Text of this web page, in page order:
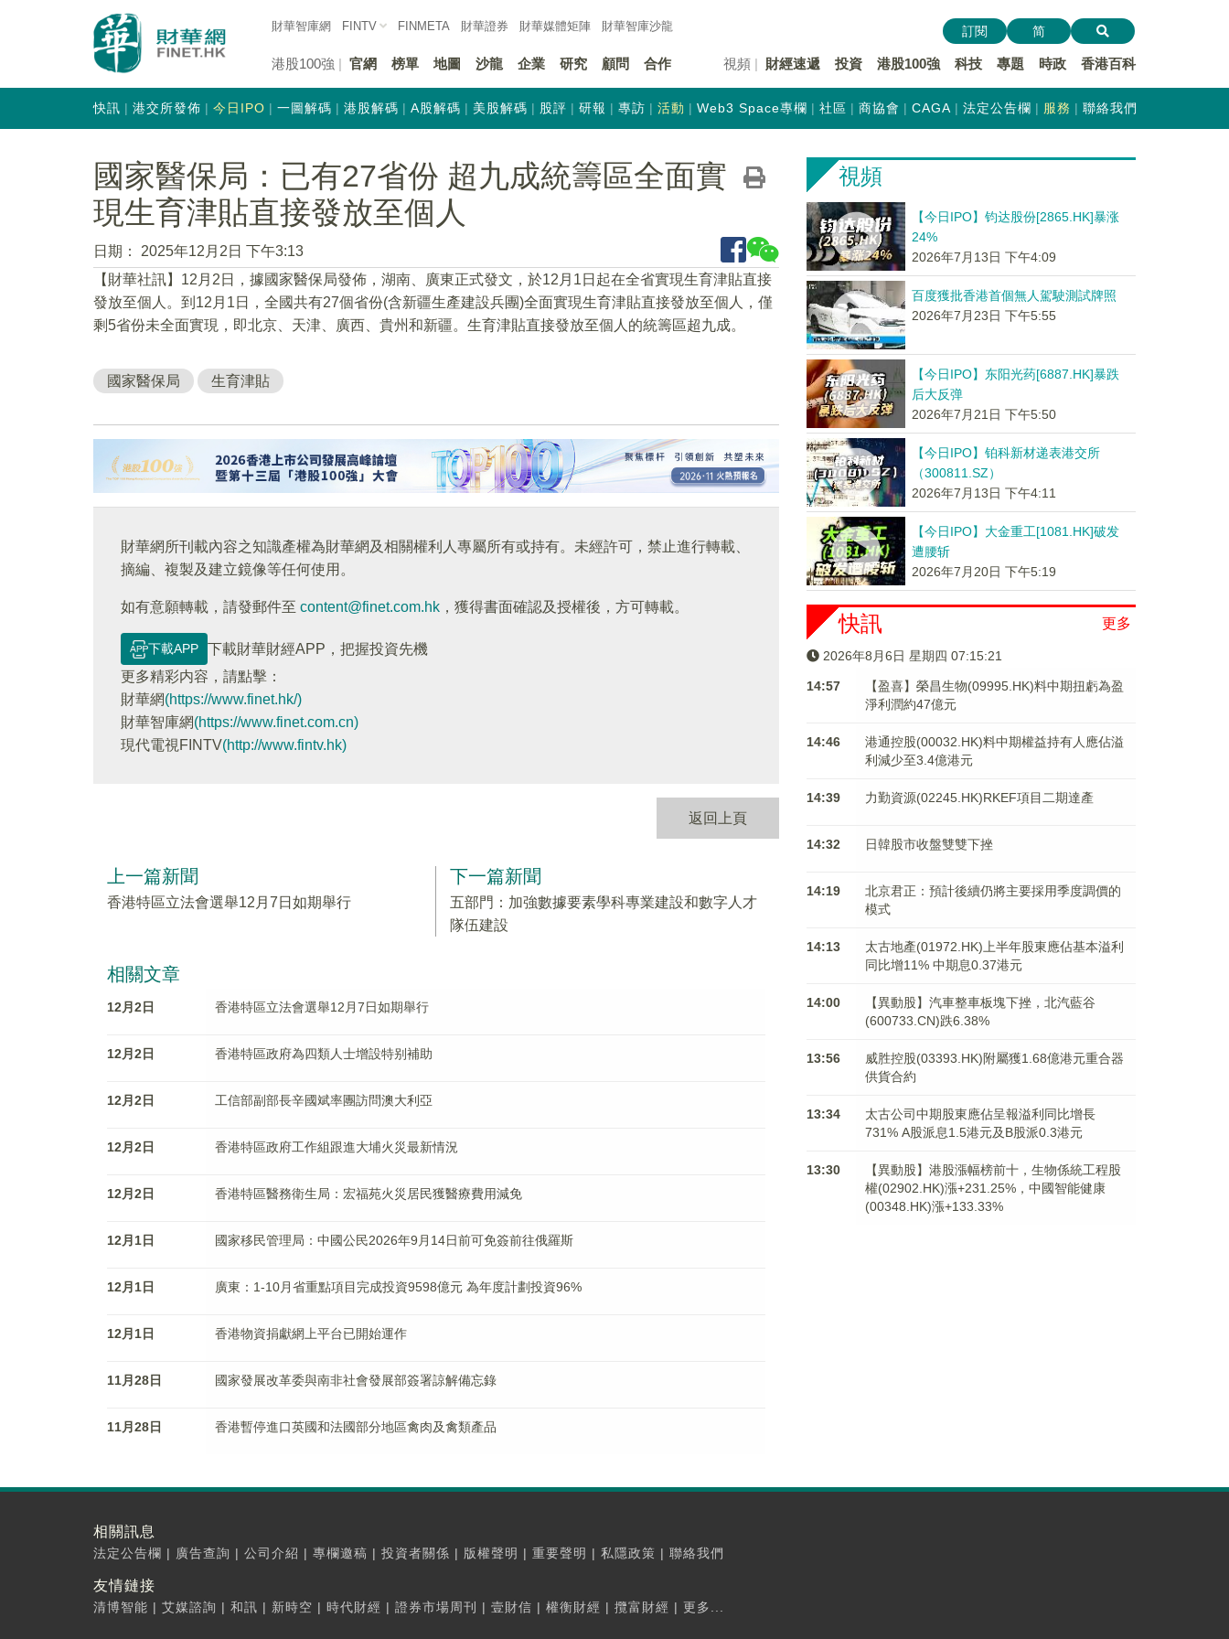
財華智庫網 FINTV FINMETA 財華證券 財華媒體矩陣 財華智庫沙龍
港股100強 官網 榜單 地圖 沙龍 企業 研究 顧問 合作 視頻 財經速遞 投資 港股100強 科技 專題 時政 香港百科
訂閱 简
快訊 港交所發佈 今日IPO 一圖解碼 港股解碼 A股解碼 美股解碼 股評 研報 專訪 活動 Web3 Space專欄 社區 商協會 CAGA 法定公告欄 服務 聯絡我們
國家醫保局：已有27省份 超九成統籌區全面實
現生育津貼直接發放至個人
日期：
2025年12月2日 下午3:13
【財華社訊】12月2日，據國家醫保局發佈，湖南、廣東正式發文，於12月1日起在全省實現生育津貼直接
發放至個人。到12月1日，全國共有27個省份(含新疆生產建設兵團)全面實現生育津貼直接發放至個人，僅
剩5省份未全面實現，即北京、天津、廣西、貴州和新疆。生育津貼直接發放至個人的統籌區超九成。
國家醫保局 生育津貼
財華網所刊載內容之知識產權為財華網及相關權利人專屬所有或持有。未經許可，禁止進行轉載、
摘編、複製及建立鏡像等任何使用。
如有意願轉載，請發郵件至 content@finet.com.hk ，獲得書面確認及授權後，方可轉載。
下載APP
下載財華財經APP，把握投資先機
更多精彩内容，請點擊：
財華網(https://www.finet.hk/)
財華智庫網(https://www.finet.com.cn)
現代電視FINTV(http://www.fintv.hk)
返回上頁
上一篇新聞
香港特區立法會選舉12月7日如期舉行
下一篇新聞
五部門：加強數據要素學科專業建設和數字人才
隊伍建設
相關文章
12月2日 香港特區立法會選舉12月7日如期舉行
12月2日 香港特區政府為四類人士增設特别補助
12月2日 工信部副部長辛國斌率團訪問澳大利亞
12月2日 香港特區政府工作組跟進大埔火災最新情況
12月2日 香港特區醫務衛生局：宏福苑火災居民獲醫療費用減免
12月1日 國家移民管理局：中國公民2026年9月14日前可免簽前往俄羅斯
12月1日 廣東：1-10月省重點項目完成投資9598億元 為年度計劃投資96%
12月1日 香港物資捐獻網上平台已開始運作
11月28日 國家發展改革委與南非社會發展部簽署諒解備忘錄
11月28日 香港暫停進口英國和法國部分地區禽肉及禽類產品
視頻
【今日IPO】钧达股份[2865.HK]暴涨
24%
2026年7月13日 下午4:09
百度獲批香港首個無人駕駛測試牌照
2026年7月23日 下午5:55
【今日IPO】东阳光药[6887.HK]暴跌
后大反弹
2026年7月21日 下午5:50
【今日IPO】铂科新材递表港交所
（300811.SZ）
2026年7月13日 下午4:11
【今日IPO】大金重工[1081.HK]破发
遭腰斩
2026年7月20日 下午5:19
更多
快訊
2026年8月6日 星期四 07:15:21
14:57
【盈喜】榮昌生物(09995.HK)料中期扭虧為盈
淨利潤約47億元
14:46
港通控股(00032.HK)料中期權益持有人應佔溢
利減少至3.4億港元
14:39 力勤資源(02245.HK)RKEF項目二期達產
14:32 日韓股市收盤雙雙下挫
14:19
北京君正：預計後續仍將主要採用季度調價的
模式
14:13
太古地產(01972.HK)上半年股東應佔基本溢利
同比增11% 中期息0.37港元
14:00
【異動股】汽車整車板塊下挫，北汽藍谷
(600733.CN)跌6.38%
13:56
威胜控股(03393.HK)附屬獲1.68億港元重合器
供貨合約
13:34
太古公司中期股東應佔呈報溢利同比增長
731% A股派息1.5港元及B股派0.3港元
13:30
【異動股】港股漲幅榜前十，生物係統工程股
權(02902.HK)漲+231.25%，中國智能健康
(00348.HK)漲+133.33%
相關訊息
法定公告欄 | 廣告查詢 | 公司介紹 | 專欄邀稿 | 投資者關係 | 版權聲明 | 重要聲明 | 私隱政策 | 聯絡我們
友情鏈接
清博智能 | 艾媒諮詢 | 和訊 | 新時空 | 時代財經 | 證券市場周刊 | 壹財信 | 權衡財經 | 攬富財經 | 更多...